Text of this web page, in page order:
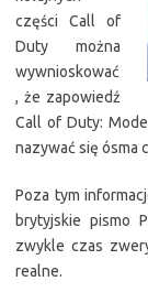
części Call of
Duty można
wywnioskować
, że zapowiedź
Call of Duty:
nazywać się ósma
Poza tym
brytyjskie pismo
zwykle czas
realne.